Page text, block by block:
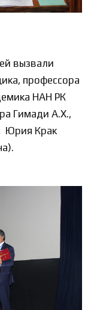
вызвали
профессора
НАН РК
Гимади А.Х.,
Юрия Крак